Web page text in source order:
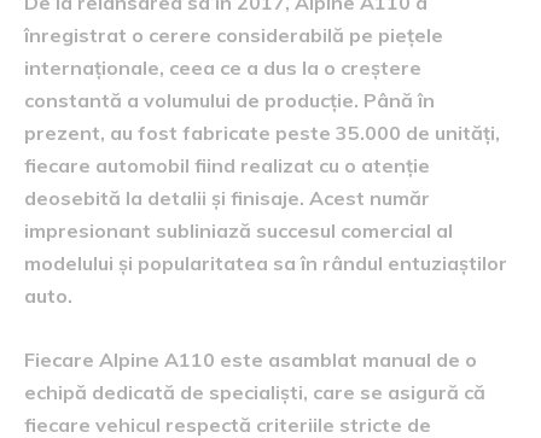
înregistrat o cerere considerabilă pe piețele
internaționale, ceea ce a dus la o creștere
constantă a volumului de producție. Până în
prezent, au fost fabricate peste 35.000 de unități,
fiecare automobil fiind realizat cu o atenție
deosebită la detalii și finisaje. Acest număr
impresionant subliniază succesul comercial al
modelului și popularitatea sa în rândul entuziaștilor
auto.
Fiecare Alpine A110 este asamblat manual de o
echipă dedicată de specialiști, care se asigură că
fiecare vehicul respectă criteriile stricte de